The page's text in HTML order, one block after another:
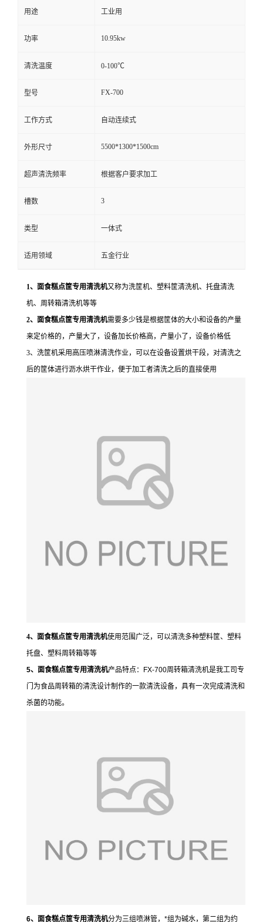
用途 工业用
功率 10.95kw
清洗温度 0-100℃
型号 FX-700
工作方式 自动连续式
外形尺寸 5500*1300*1500cm
超声清洗频率 根据客户要求加工
槽数 3
类型 一体式
适用领域 五金行业
1、面食糕点筐专用清洗机又称为洗筐机、塑料筐清洗机、托盘清洗
机、周转箱清洗机等等
2、面食糕点筐专用清洗机需要多少钱是根据筐体的大小和设备的产量
来定价格的，产量大了，设备加长价格高，产量小了，设备价格低
3、洗筐机采用高压喷淋清洗作业，可以在设备设置烘干段，对清洗之
后的筐体进行沥水烘干作业，便于加工者清洗之后的直接使用
4、面食糕点筐专用清洗机使用范围广泛，可以清洗多种塑料筐、塑料
托盘、塑料周转箱等等
5、面食糕点筐专用清洗机产品特点：FX-700周转箱清洗机是我工司专
门为食品周转箱的清洗设计制作的一款清洗设备，具有一次完成清洗和
杀菌的功能。
6、面食糕点筐专用清洗机分为三组喷淋管，*组为碱水，第二组为约